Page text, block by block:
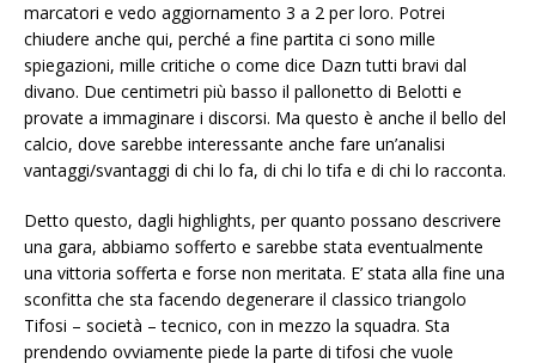
marcatori e vedo aggiornamento 3 a 2 per loro. Potrei
chiudere anche qui, perché a fine partita ci sono mille
spiegazioni, mille critiche o come dice Dazn tutti bravi dal
divano. Due centimetri più basso il pallonetto di Belotti e
provate a immaginare i discorsi. Ma questo è anche il bello del
calcio, dove sarebbe interessante anche fare un’analisi
vantaggi/svantaggi di chi lo fa, di chi lo tifa e di chi lo racconta.
Detto questo, dagli highlights, per quanto possano descrivere
una gara, abbiamo sofferto e sarebbe stata eventualmente
una vittoria sofferta e forse non meritata. E’ stata alla fine una
sconfitta che sta facendo degenerare il classico triangolo
Tifosi – società – tecnico, con in mezzo la squadra. Sta
prendendo ovviamente piede la parte di tifosi che vuole